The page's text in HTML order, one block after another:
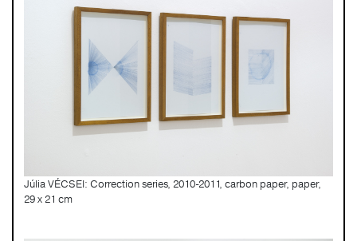
Júlia VÉCSEI: Correction series, 2010-2011, carbon paper, paper,
29 x 21 cm